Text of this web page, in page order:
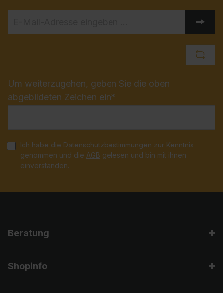
Um weiterzugehen, geben Sie die oben
abgebildeten Zeichen ein*
Ich habe die Datenschutzbestimmungen zur Kenntnis
genommen und die AGB gelesen und bin mit ihnen
einverstanden.
Beratung
Shopinfo